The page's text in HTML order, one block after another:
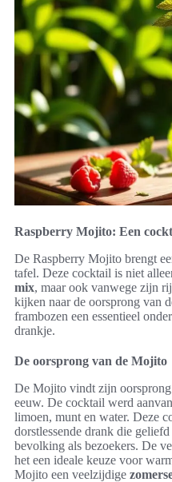
Raspberry Mojito: Een
De Raspberry Mojito brengt
tafel. Deze cocktail is niet
mix, maar ook vanwege zijn
kijken naar de oorsprong van
frambozen een essentieel
drankje.
De oorsprong van de Mojito
De Mojito vindt zijn
eeuw. De cocktail werd
limoen, munt en water. Deze
dorstlessende drank die
bevolking als bezoekers. De
het een ideale keuze voor
Mojito een veelzijdige